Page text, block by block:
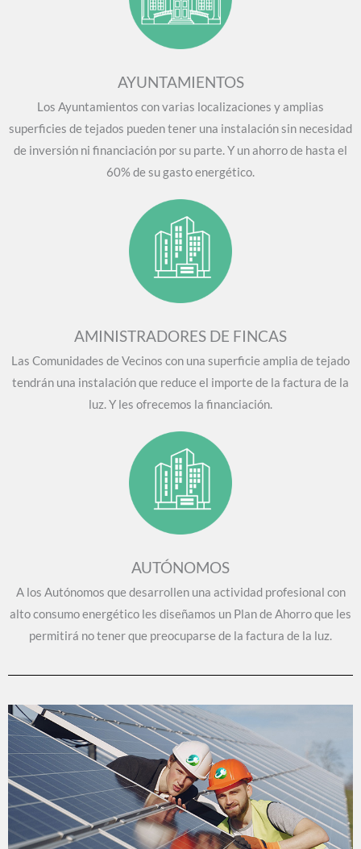
AYUNTAMIENTOS
Los Ayuntamientos con varias localizaciones y amplias
superficies de tejados pueden tener una instalación sin necesidad
de inversión ni financiación por su parte. Y un ahorro de hasta el
60% de su gasto energético.
AMINISTRADORES DE FINCAS
Las Comunidades de Vecinos con una superficie amplia de tejado
tendrán una instalación que reduce el importe de la factura de la
luz. Y les ofrecemos la financiación.
AUTÓNOMOS
A los Autónomos que desarrollen una actividad profesional con
alto consumo energético les diseñamos un Plan de Ahorro que les
permitirá no tener que preocuparse de la factura de la luz.